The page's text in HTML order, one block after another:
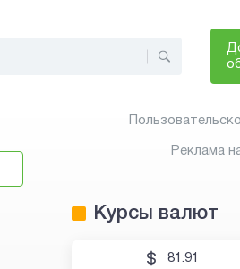
Реклама
Курсы валют
81.91